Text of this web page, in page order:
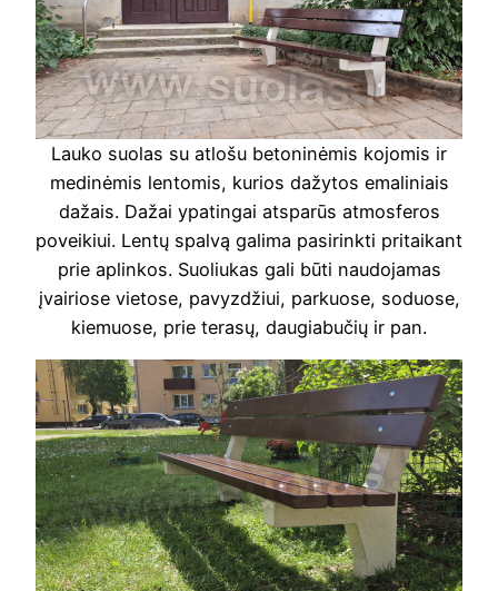
Lauko suolas su atlošu betoninėmis kojomis ir
medinėmis lentomis, kurios dažytos emaliniais
dažais. Dažai ypatingai atsparūs atmosferos
poveikiui. Lentų spalvą galima pasirinkti pritaikant
prie aplinkos. Suoliukas gali būti naudojamas
įvairiose vietose, pavyzdžiui, parkuose, soduose,
kiemuose, prie terasų, daugiabučių ir pan.